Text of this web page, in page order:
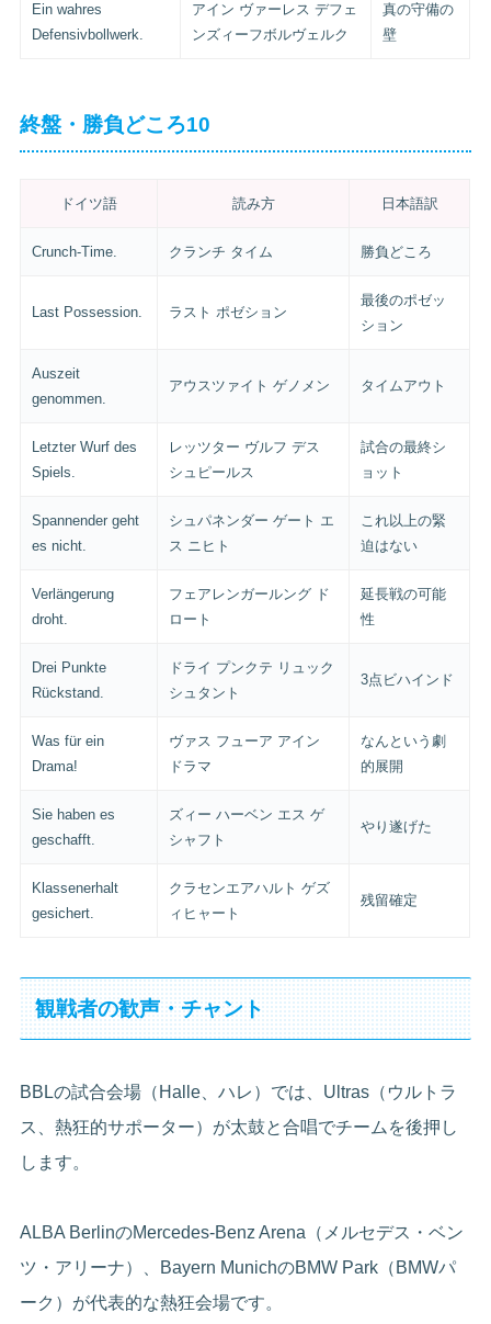
Ein wahres
Defensivbollwerk.
アイン ヴァーレス デフェ
ンズィーフボルヴェルク
真の守備の
壁
終盤・勝負どころ10
ドイツ語 読み方 日本語訳
Crunch-Time. クランチ タイム 勝負どころ
Last Possession. ラスト ポゼション
最後のポゼッ
ション
Auszeit
genommen.
アウスツァイト ゲノメン タイムアウト
Letzter Wurf des
Spiels.
レッツター ヴルフ デス
シュピールス
試合の最終シ
ョット
Spannender geht
es nicht.
シュパネンダー ゲート エ
ス ニヒト
これ以上の緊
迫はない
Verlängerung
droht.
フェアレンガールング ド
ロート
延長戦の可能
性
Drei Punkte
Rückstand.
ドライ プンクテ リュック
シュタント
3点ビハインド
Was für ein
Drama!
ヴァス フューア アイン
ドラマ
なんという劇
的展開
Sie haben es
geschafft.
ズィー ハーベン エス ゲ
シャフト
やり遂げた
Klassenerhalt
gesichert.
クラセンエアハルト ゲズ
ィヒャート
残留確定
観戦者の歓声・チャント
BBLの試合会場（Halle、ハレ）では、Ultras（ウルトラ
ス、熱狂的サポーター）が太鼓と合唱でチームを後押し
します。
ALBA BerlinのMercedes-Benz Arena（メルセデス・ベン
ツ・アリーナ）、Bayern MunichのBMW Park（BMWパ
ーク）が代表的な熱狂会場です。